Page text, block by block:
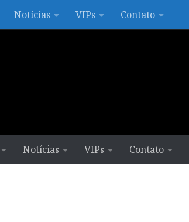
Notícias VIPs Contato
Notícias VIPs Contato